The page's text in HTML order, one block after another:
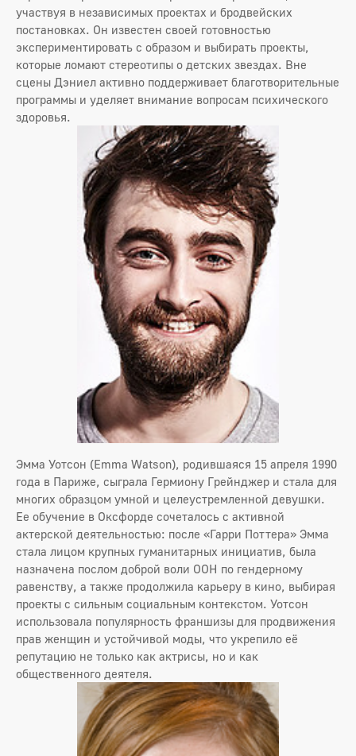
участвуя в независимых проектах и бродвейских
постановках. Он известен своей готовностью
экспериментировать с образом и выбирать проекты,
которые ломают стереотипы о детских звездах. Вне
сцены Дэниел активно поддерживает благотворительные
программы и уделяет внимание вопросам психического
здоровья.
Эмма Уотсон (Emma Watson), родившаяся 15 апреля 1990
года в Париже, сыграла Гермиону Грейнджер и стала для
многих образцом умной и целеустремленной девушки.
Ее обучение в Оксфорде сочеталось с активной
актерской деятельностью: после «Гарри Поттера» Эмма
стала лицом крупных гуманитарных инициатив, была
назначена послом доброй воли ООН по гендерному
равенству, а также продолжила карьеру в кино, выбирая
проекты с сильным социальным контекстом. Уотсон
использовала популярность франшизы для продвижения
прав женщин и устойчивой моды, что укрепило её
репутацию не только как актрисы, но и как
общественного деятеля.